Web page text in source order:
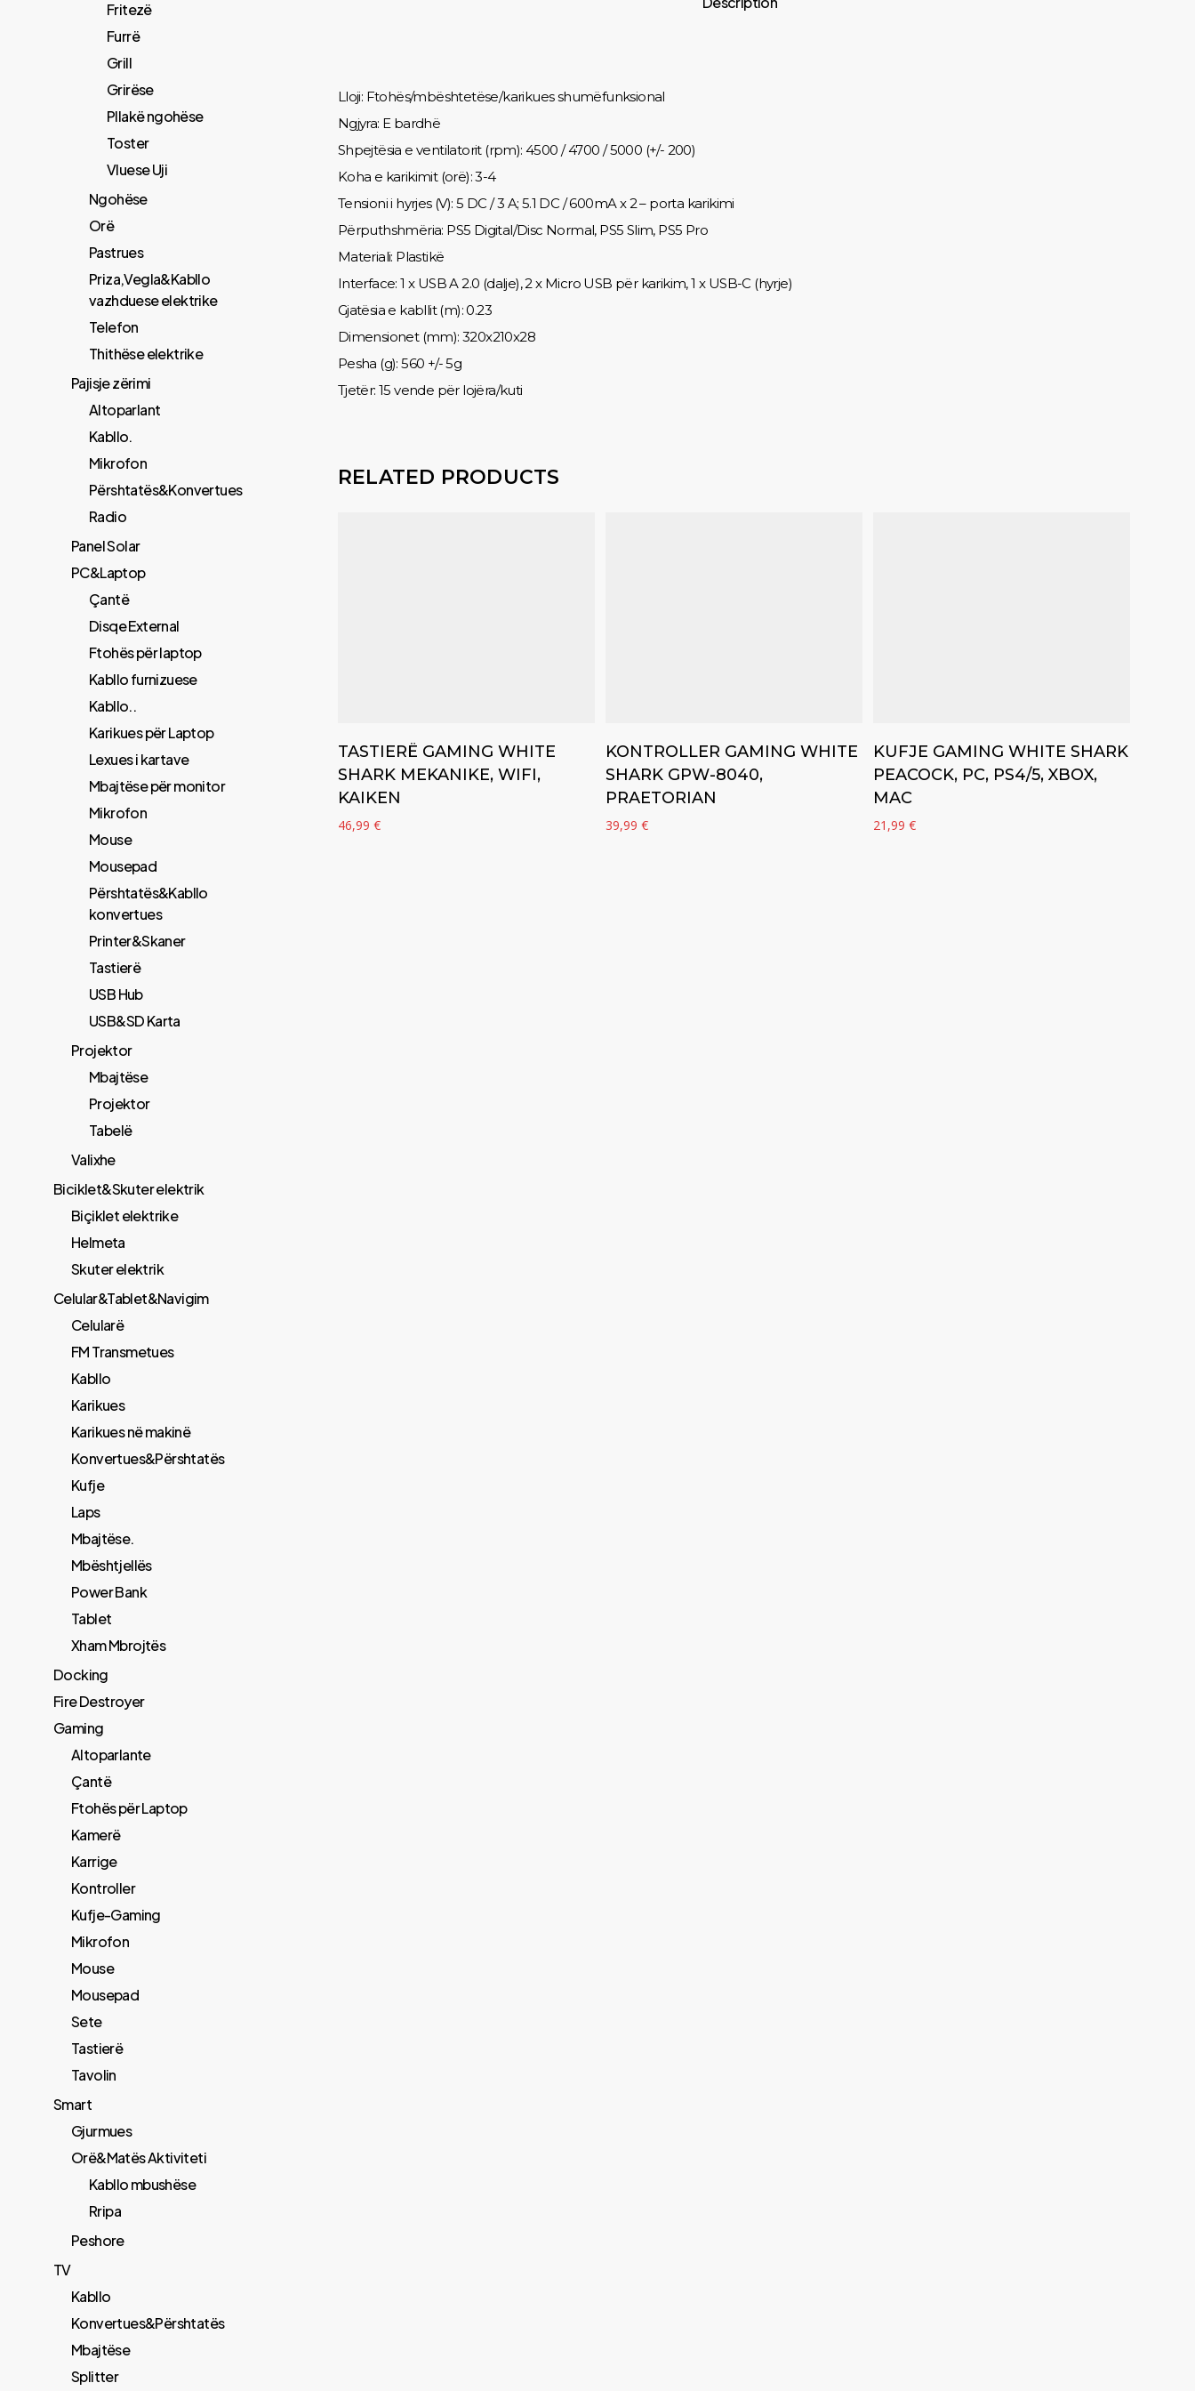
Fritezë
Furrë
Grill
Grirëse
Pllakë ngohëse
Toster
Vluese Uji
Ngohëse
Orë
Pastrues
Priza,Vegla&Kabllo
vazhduese elektrike
Telefon
Thithëse elektrike
Pajisje zërimi
Altoparlant
Kabllo.
Mikrofon
Përshtatës&Konvertues
Radio
Panel Solar
PC&Laptop
Çantë
Disqe External
Ftohës për laptop
Kabllo furnizuese
Kabllo..
Karikues për Laptop
Lexues i kartave
Mbajtëse për monitor
Mikrofon
Mouse
Mousepad
Përshtatës&Kabllo
konvertues
Printer&Skaner
Tastierë
USB Hub
USB&SD Karta
Projektor
Mbajtëse
Projektor
Tabelë
Valixhe
Biciklet&Skuter elektrik
Biçiklet elektrike
Helmeta
Skuter elektrik
Celular&Tablet&Navigim
Celularë
FM Transmetues
​Kabllo
Karikues
Karikues në makinë
Konvertues&Përshtatës
Kufje
Laps
Mbajtëse.
Mbështjellës
Power Bank
Tablet
Xham Mbrojtës
Docking
Fire Destroyer
Gaming
Altoparlante
Çantë
Ftohës për Laptop
Kamerë
Karrige
Kontroller
Kufje-Gaming
Mikrofon
Mouse
Mousepad
Sete
Tastierë
Tavolin
Smart
Gjurmues
Orë&Matës Aktiviteti
Kabllo mbushëse
Rripa
Peshore
TV
Kabllo
Konvertues&Përshtatës
Mbajtëse
Splitter
Lloji: Ftohës/mbështetëse/karikues shumëfunksional
Ngjyra: E bardhë
Shpejtësia e ventilatorit (rpm): 4500 / 4700 / 5000 (+/- 200)
Koha e karikimit (orë): 3-4
Tensioni i hyrjes (V): 5 DC / 3 A; 5.1 DC / 600mA x 2 – porta karikimi
Përputhshmëria: PS5 Digital/Disc Normal, PS5 Slim, PS5 Pro
Materiali: Plastikë
Interface: 1 x USB A 2.0 (dalje), 2 x Micro USB për karikim, 1 x USB-C (hyrje)
Gjatësia e kabllit (m): 0.23
Dimensionet (mm): 320x210x28
Pesha (g): 560 +/- 5g
Tjetër: 15 vende për lojëra/kuti
RELATED PRODUCTS
TASTIERË GAMING WHITE
SHARK MEKANIKE, WIFI,
KAIKEN
46,99 €
KONTROLLER GAMING WHITE
SHARK GPW-8040,
PRAETORIAN
39,99 €
KUFJE GAMING WHITE SHARK
PEACOCK, PC, PS4/5, XBOX,
MAC
21,99€